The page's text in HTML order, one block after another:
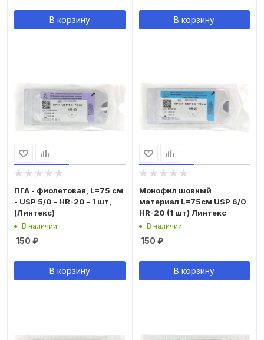
В корзину В корзину
ПГА - фиолетовая, L=75 см
- USP 5/0 - HR-20 - 1 шт,
(Линтекс)
В наличии
150 ₽
В корзину
Монофил шовный
материал L=75см USP 6/0
HR-20 (1 шт) Линтекс
В наличии
150 ₽
В корзину